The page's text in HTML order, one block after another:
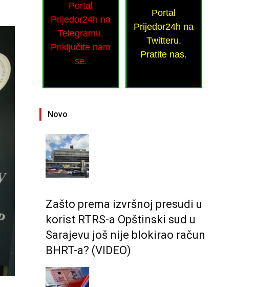
Portal
Prijedor24h na
Telegramu.
Priključite nam
se.
Portal
Prijedor24h na
Twitteru.
Pratite nas.
Novo
Zašto prema izvršnoj presudi u
korist RTRS-a Opštinski sud u
Sarajevu još nije blokirao račun
BHRT-a? (VIDEO)